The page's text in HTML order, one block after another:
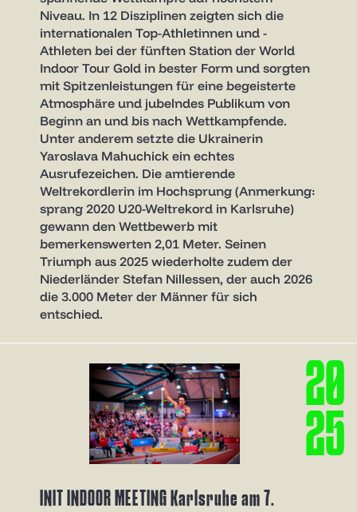
Niveau. In 12 Disziplinen zeigten sich die
internationalen Top-Athletinnen und -
Athleten bei der fünften Station der World
Indoor Tour Gold in bester Form und sorgten
mit Spitzenleistungen für eine begeisterte
Atmosphäre und jubelndes Publikum von
Beginn an und bis nach Wettkampfende.
Unter anderem setzte die Ukrainerin
Yaroslava Mahuchick ein echtes
Ausrufezeichen. Die amtierende
Weltrekordlerin im Hochsprung (Anmerkung:
sprang 2020 U20-Weltrekord in Karlsruhe)
gewann den Wettbewerb mit
bemerkenswerten 2,01 Meter. Seinen
Triumph aus 2025 wiederholte zudem der
Niederländer Stefan Nillessen, der auch 2026
die 3.000 Meter der Männer für sich
entschied.
20
25
INIT INDOOR MEETING Karlsruhe am 7.